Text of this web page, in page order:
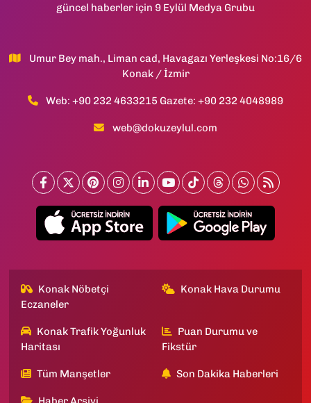
güncel haberler için 9 Eylül Medya Grubu
Umur Bey mah., Liman cad, Havagazı Yerleşkesi No:16/6
Konak / İzmir
Web: +90 232 4633215 Gazete: +90 232 4048989
web@dokuzeylul.com
Konak Nöbetçi
Eczaneler
Konak Hava Durumu
Konak Trafik Yoğunluk
Haritası
Puan Durumu ve
Fikstür
Tüm Manşetler Son Dakika Haberleri